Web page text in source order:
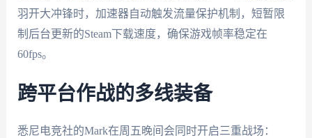
羽开大冲锋时，加速器自动触发流量保护机制，短暂限
制后台更新的Steam下载速度，确保游戏帧率稳定在
60fps。
跨平台作战的多线装备
悉尼电竞社的Mark在周五晚间会同时开启三重战场：